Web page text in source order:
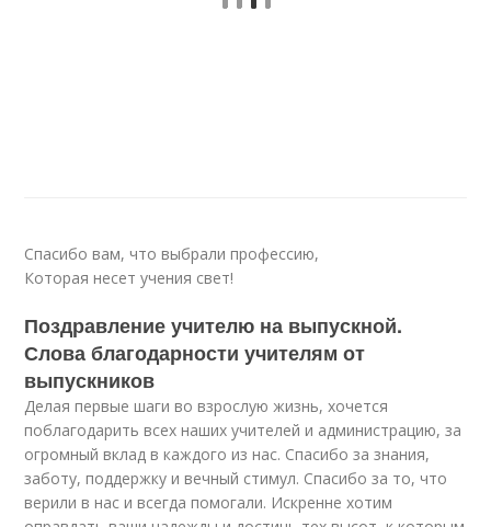
Спасибо вам, что выбрали профессию,
Которая несет учения свет!
Поздравление учителю на выпускной.
Слова благодарности учителям от
выпускников
Делая первые шаги во взрослую жизнь, хочется
поблагодарить всех наших учителей и администрацию, за
огромный вклад в каждого из нас. Спасибо за знания,
заботу, поддержку и вечный стимул. Спасибо за то, что
верили в нас и всегда помогали. Искренне хотим